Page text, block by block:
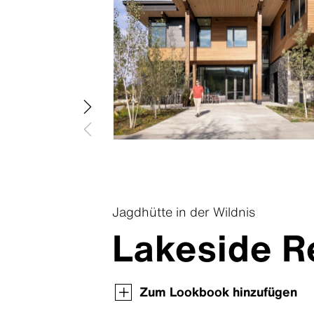
Swisspearl Terra
Swisspearl Vintago
Swisspearl Zenor
Produktübersicht
Produktübersicht
Produktübersicht
Produktübersicht
Produktübersicht
Produktübersicht
Jagdhütte in der Wildnis
Lakeside
Zum Lookbook hinzufügen